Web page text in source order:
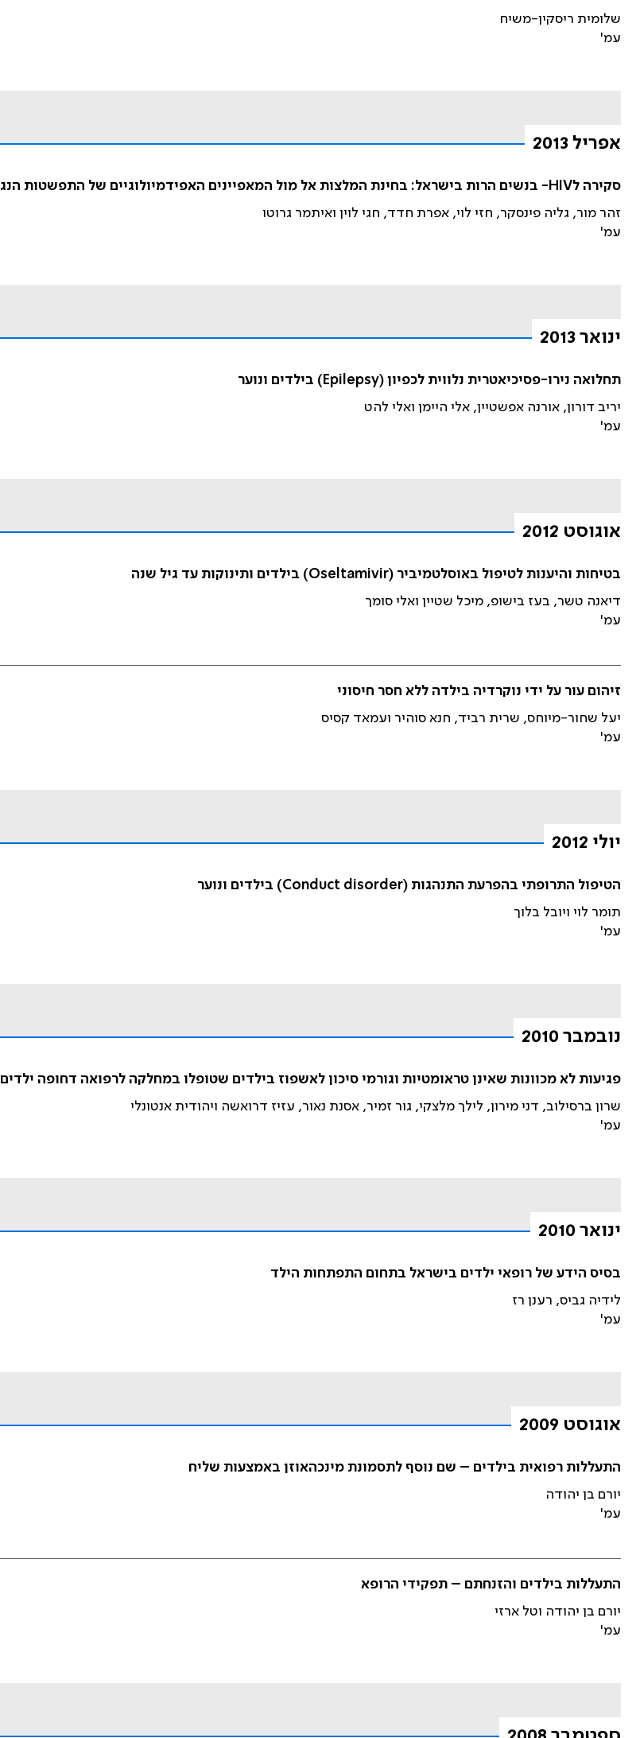
שלומית ריסקין-משיח
עמ'
אפריל 2013
סקירה לHIV- בנשים הרות בישראל: בחינת המלצות אל מול המאפיינים האפידמיולוגיים של התפשטות הנגיף בארץ
זהר מור, גליה פינסקר, חזי לוי, אפרת חדד, חגי לוין ואיתמר גרוטו
עמ'
ינואר 2013
תחלואה נירו-פסיכיאטרית נלווית לכפיון (Epilepsy) בילדים ונוער
יריב דורון, אורנה אפשטיין, אלי היימן ואלי להט
עמ'
אוגוסט 2012
בטיחות והיענות לטיפול באוסלטמיביר (Oseltamivir) בילדים ותינוקות עד גיל שנה
דיאנה טשר, בעז בישופ, מיכל שטיין ואלי סומך
עמ'
זיהום עור על ידי נוקרדיה בילדה ללא חסר חיסוני
יעל שחור-מיוחס, שרית רביד, חנא סוהיר ועמאד קסיס
עמ'
יולי 2012
הטיפול התרופתי בהפרעת התנהגות (Conduct disorder) בילדים ונוער
תומר לוי ויובל בלוך
עמ'
נובמבר 2010
פגיעות לא מכוונות שאינן טראומטיות וגורמי סיכון לאשפוז בילדים שטופלו במחלקה לרפואה דחופה ילדים
שרון ברסילוב, דני מירון, לילך מלצקי, גור זמיר, אסנת נאור, עזיז דרואשה ויהודית אנטונלי
עמ'
ינואר 2010
בסיס הידע של רופאי ילדים בישראל בתחום התפתחות הילד
לידיה גביס, רענן רז
עמ'
אוגוסט 2009
התעללות רפואית בילדים – שם נוסף לתסמונת מינכהאוזן באמצעות שליח
יורם בן יהודה
עמ'
התעללות בילדים והזנחתם – תפקידי הרופא
יורם בן יהודה וטל ארזי
עמ'